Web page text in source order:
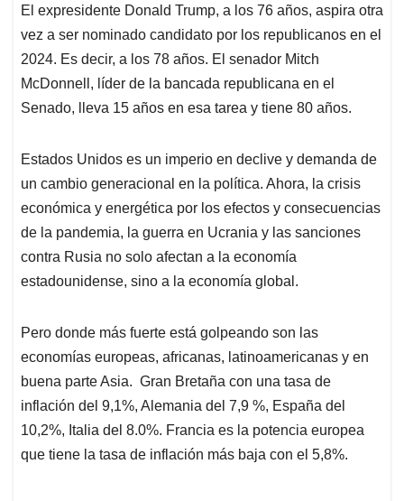
El expresidente Donald Trump, a los 76 años, aspira otra
vez a ser nominado candidato por los republicanos en el
2024. Es decir, a los 78 años. El senador Mitch
McDonnell, líder de la bancada republicana en el
Senado, lleva 15 años en esa tarea y tiene 80 años.
Estados Unidos es un imperio en declive y demanda de
un cambio generacional en la política. Ahora, la crisis
económica y energética por los efectos y consecuencias
de la pandemia, la guerra en Ucrania y las sanciones
contra Rusia no solo afectan a la economía
estadounidense, sino a la economía global.
Pero donde más fuerte está golpeando son las
economías europeas, africanas, latinoamericanas y en
buena parte Asia. Gran Bretaña con una tasa de
inflación del 9,1%, Alemania del 7,9 %, España del
10,2%, Italia del 8.0%. Francia es la potencia europea
que tiene la tasa de inflación más baja con el 5,8%.